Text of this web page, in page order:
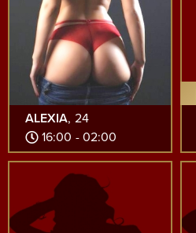
ALEXIA, 24
16:00 - 02:00